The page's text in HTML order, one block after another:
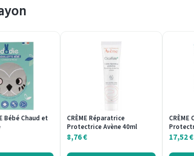
Bébé Chaud et
CRÈME Réparatrice
Protectrice Avène 40ml
8,76€
CRÈME
17,52€